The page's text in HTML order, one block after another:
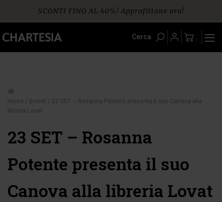
content
SCONTI FINO AL 40%! Approfittane ora!
Spedizione gratuita per ordini da € 60
Cerca 0
23 SET – Rosanna
Potente presenta il suo
Canova alla libreria Lovat